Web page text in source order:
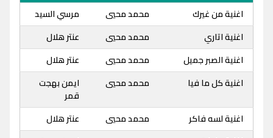
اغنية من غيرك محمد محيي
مرسي السيد
اغنية اتاري
محمد محيي
عنتر هلال
اغنية الصبر جميل
محمد محيي
عنتر هلال
اغنية كل ما فيا
محمد محيي
ايمن بهجت
قمر
اغنية لسه فاكر
محمد محيي
عنتر هلال